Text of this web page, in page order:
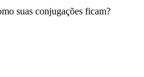
suas conjugações ficam?